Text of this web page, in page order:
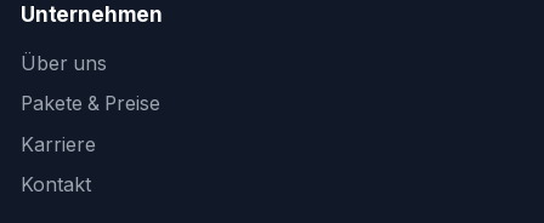
Unternehmen
Über uns
Pakete & Preise
Karriere
Kontakt